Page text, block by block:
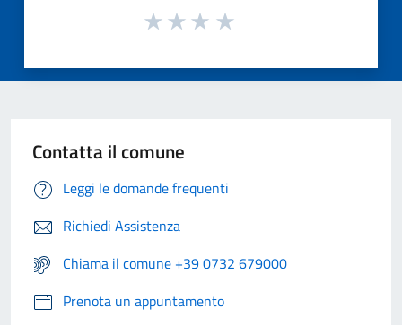
Contatta il comune
Leggi le domande frequenti
Richiedi Assistenza
Chiama il comune +39 0732 679000
Prenota un appuntamento